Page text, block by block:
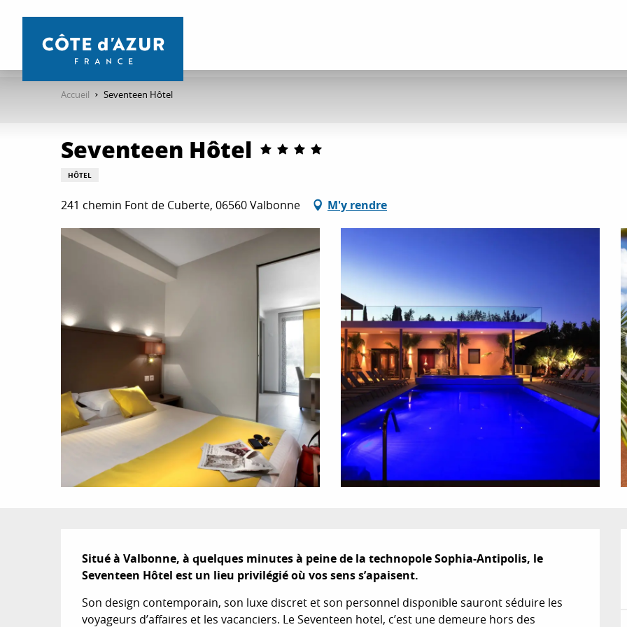
contenu
Accueil Seventeen Hôtel
Seventeen Hôtel
HÔTEL
241 chemin Font de Cuberte, 06560 Valbonne M'y rendre
Description
Situé à Valbonne, à quelques minutes à peine de la technopole Sophia-Antipolis, le
Seventeen Hôtel est un lieu privilégié où vos sens s’apaisent.
Son design contemporain, son luxe discret et son personnel disponible sauront séduire les
voyageurs d’affaires et les vacanciers. Le Seventeen hotel, c’est une demeure hors des